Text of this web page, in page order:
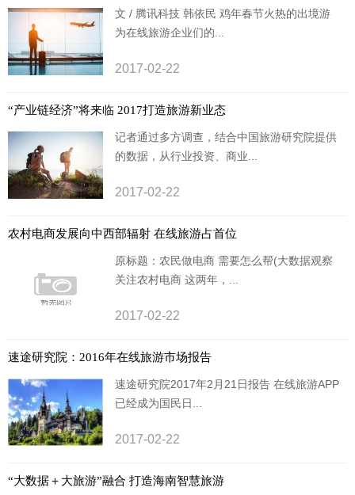
文 / 腾讯科技 韩依民 鸡年春节火热的出境游
为在线旅游企业们的...
2017-02-22
“产业链经济”将来临 2017打造旅游新业态
记者通过多方调查，结合中国旅游研究院提供
的数据，从行业投资、商业...
2017-02-22
农村电商发展向中西部辐射 在线旅游占首位
原标题：农民做电商 需要怎么帮(大数据观察
关注农村电商 这两年，...
2017-02-22
速途研究院：2016年在线旅游市场报告
速途研究院2017年2月21日报告 在线旅游APP
已经成为国民日...
2017-02-22
“大数据＋大旅游”融合 打造海南智慧旅游